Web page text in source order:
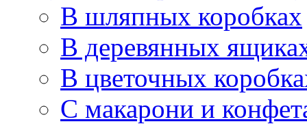
В шляпных коробках
В деревянных
В цветочных
С макарони и